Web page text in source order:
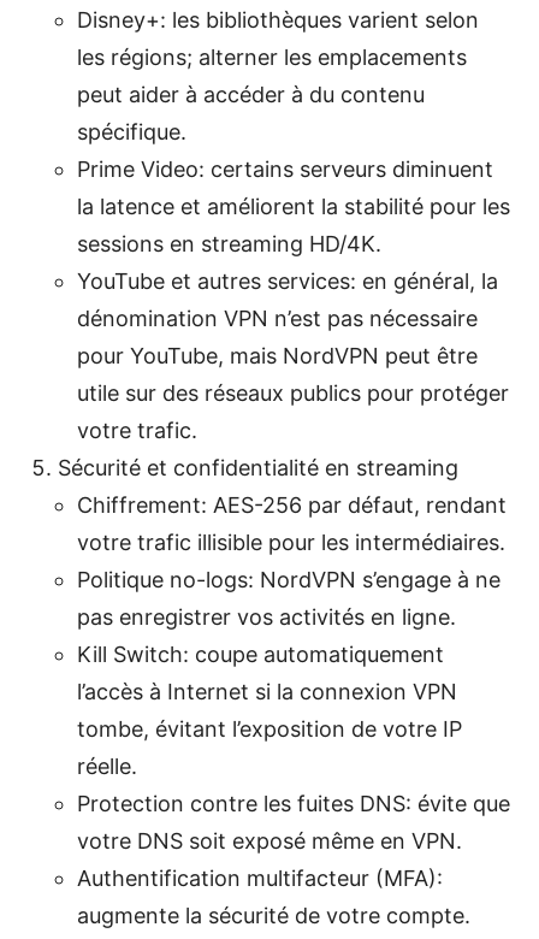
Disney+: les bibliothèques varient selon
les régions; alterner les emplacements
peut aider à accéder à du contenu
spécifique.
Prime Video: certains serveurs diminuent
la latence et améliorent la stabilité pour les
sessions en streaming HD/4K.
YouTube et autres services: en général, la
dénomination VPN n’est pas nécessaire
pour YouTube, mais NordVPN peut être
utile sur des réseaux publics pour protéger
votre trafic.
Sécurité et confidentialité en streaming
Chiffrement: AES-256 par défaut, rendant
votre trafic illisible pour les intermédiaires.
Politique no-logs: NordVPN s’engage à ne
pas enregistrer vos activités en ligne.
Kill Switch: coupe automatiquement
l’accès à Internet si la connexion VPN
tombe, évitant l’exposition de votre IP
réelle.
Protection contre les fuites DNS: évite que
votre DNS soit exposé même en VPN.
Authentification multifacteur (MFA):
augmente la sécurité de votre compte.